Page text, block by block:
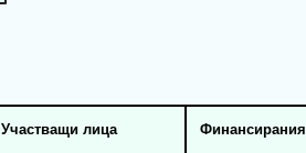
Участващи лица Финансирания